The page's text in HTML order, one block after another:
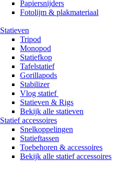
Papiersnijders
Fotolijm & plakmateriaal
Statieven
Tripod
Monopod
Statiefkop
Tafelstatief
Gorillapods
Stabilizer
Vlog statief
Statieven & Rigs
Bekijk alle statieven
Statief accessoires
Snelkoppelingen
Statieftassen
Toebehoren & accessoires
Bekijk alle statief accessoires